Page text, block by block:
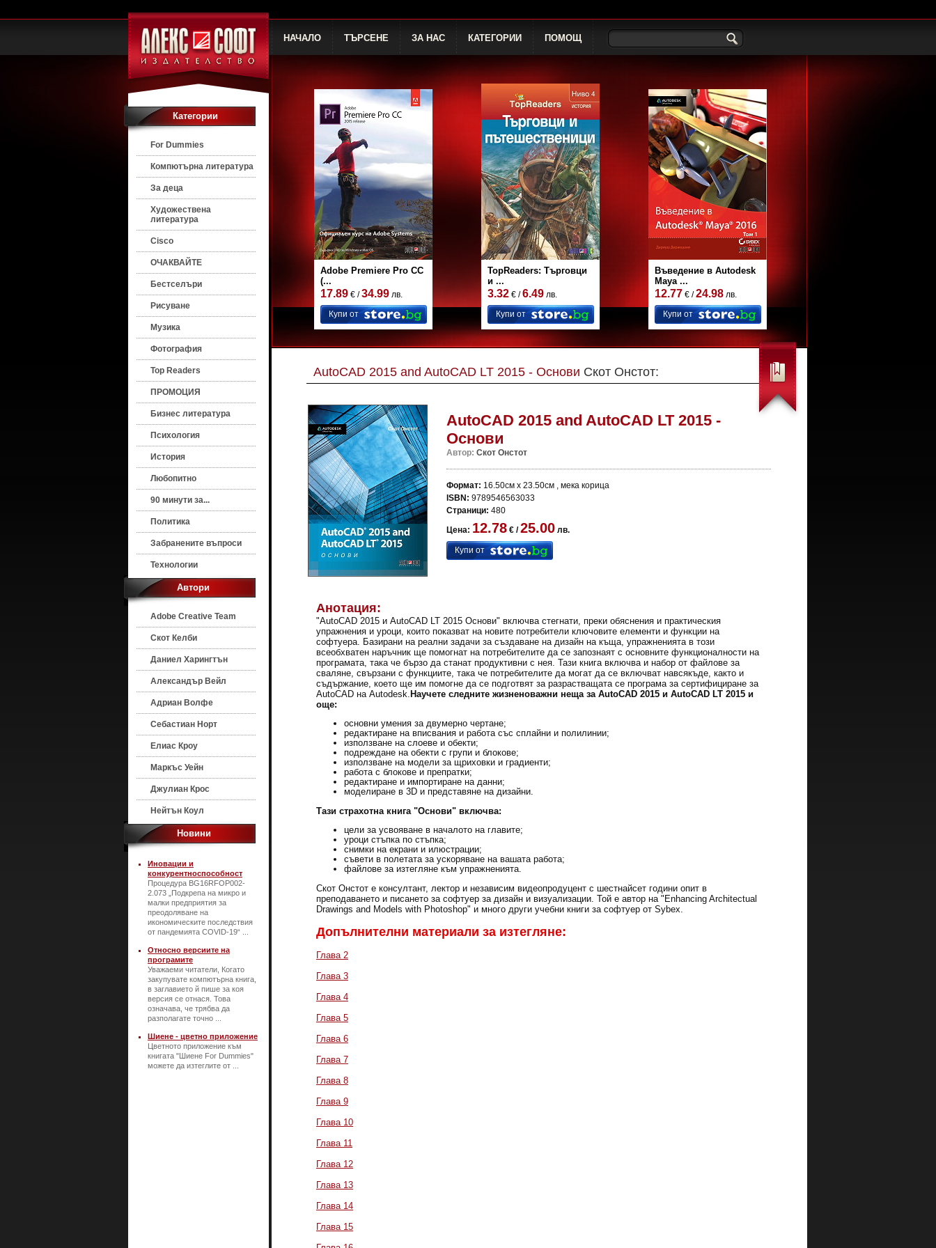
НАЧАЛО ТЪРСЕНЕ ЗА НАС КАТЕГОРИИ ПОМОЩ
Категории
For Dummies
Компютърна литература
За деца
Художествена
литература
Cisco
ОЧАКВАЙТЕ
Бестселъри
Рисуване
Музика
Фотография
Top Readers
ПРОМОЦИЯ
Бизнес литература
Психология
История
Любопитно
90 минути за...
Политика
Забранените въпроси
Технологии
Автори
Adobe Creative Team
Скот Келби
Даниел Харингтън
Александър Вейл
Адриан Волфе
Себастиан Норт
Елиас Кроу
Маркъс Уейн
Джулиан Крос
Нейтън Коул
Новини
Иновации и
конкурентноспособност
Процедура BG16RFOP002-
2.073 „Подкрепа на микро и
малки предприятия за
преодоляване на
икономическите последствия
от пандемията COVID-19“ ...
Относно версиите на
програмите
Уважаеми читатели, Когато
закупувате компютърна книга,
в заглавието й пише за коя
версия се отнася. Това
означава, че трябва да
разполагате точно ...
Шиене - цветно приложение
Цветното приложение към
книгата "Шиене For Dummies"
можете да изтеглите от ...
Adobe Premiere Pro CC
(...
17.89 € /34.99 лв.
Купи от
TopReaders: Търговци
и ...
3.32 € /6.49 лв.
Купи от
Въведение в Autodesk
Maya ...
12.77 € /24.98 лв.
Купи от
AutoCAD 2015 and AutoCAD LT 2015 - Основи Скот Онстот:
AutoCAD 2015 and AutoCAD LT 2015 -
Основи
Автор: Скот Онстот
Формат: 16.50см x 23.50см , мека корица
ISBN: 9789546563033
Страници: 480
Цена: 12.78 € /25.00 лв.
Купи от
Анотация:
"AutoCAD 2015 и AutoCAD LT 2015 Основи" включва стегнати, преки обяснения и практическия
упражнения и уроци, които показват на новите потребители ключовите елементи и функции на
софтуера. Базирани на реални задачи за създаване на дизайн на къща, упражненията в този
всеобхватен наръчник ще помогнат на потребителите да се запознаят с основните функционалности на
програмата, така че бързо да станат продуктивни с нея. Тази книга включва и набор от файлове за
сваляне, свързани с функциите, така че потребителите да могат да се включват навсякъде, както и
съдържание, което ще им помогне да се подготвят за разрастващата се програма за сертифициране за
AutoCAD на Autodesk. Научете следните жизненоважни неща за AutoCAD 2015 и AutoCAD LT 2015 и
още:
основни умения за двумерно чертане;
редактиране на вписвания и работа със сплайни и полилинии;
използване на слоеве и обекти;
подреждане на обекти с групи и блокове;
използване на модели за щриховки и градиенти;
работа с блокове и препратки;
редактиране и импортиране на данни;
моделиране в 3D и представяне на дизайни.
Тази страхотна книга "Основи" включва:
цели за усвояване в началото на главите;
уроци стъпка по стъпка;
снимки на екрани и илюстрации;
съвети в полетата за ускоряване на вашата работа;
файлове за изтегляне към упражненията.
Скот Онстот е консултант, лектор и независим видеопродуцент с шестнайсет години опит в
преподаването и писането за софтуер за дизайн и визуализации. Той е автор на "Enhancing Architectual
Drawings and Models with Photoshop" и много други учебни книги за софтуер от Sybex.
Допълнителни материали за изтегляне:
Глава 2
Глава 3
Глава 4
Глава 5
Глава 6
Глава 7
Глава 8
Глава 9
Глава 10
Глава 11
Глава 12
Глава 13
Глава 14
Глава 15